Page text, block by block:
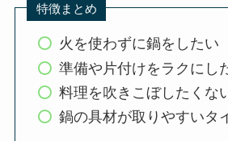
特徴まとめ
火を使わずに鍋をしたい
準備や片付けをラクにし
料理を吹きこぼしたくな
鍋の具材が取りやすいタ